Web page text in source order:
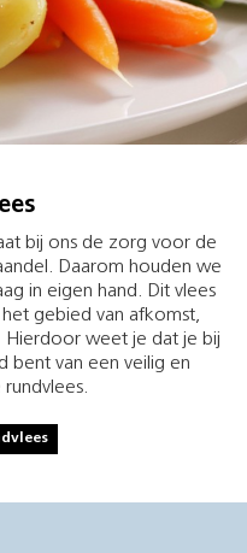
bij ons de zorg voor de
Daarom houden we
in eigen hand. Dit vlees
gebied van afkomst,
weet je dat je bij
bent van een veilig en